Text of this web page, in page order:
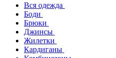
Вся одежда
Боди
Брюки
Джинсы
Жилетки
Кардиганы